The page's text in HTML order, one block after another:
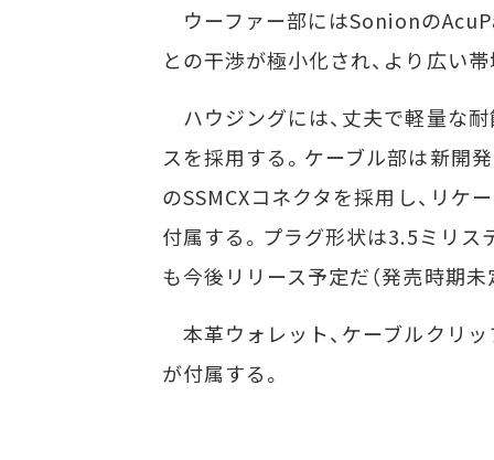
ウーファー部にはSonionの
との干渉が極小化され、より広い
ハウジングには、丈夫で軽量な
スを採用する。ケーブル部は新開
のSSMCXコネクタを採用し、リケ
付属する。プラグ形状は3.5ミリス
も今後リリース予定だ（発売時期未
本革ウォレット、ケーブルクリ
が付属する。